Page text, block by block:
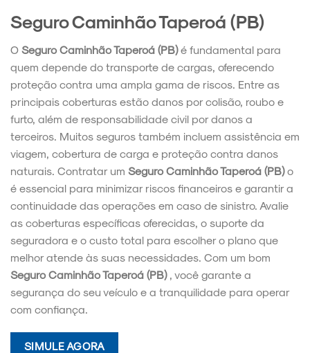
Seguro Caminhão Taperoá (PB)
O Seguro Caminhão Taperoá (PB)é fundamental para
quem depende do transporte de cargas, oferecendo
proteção contra uma ampla gama de riscos. Entre as
principais coberturas estão danos por colisão, roubo e
furto, além de responsabilidade civil por danos a
terceiros. Muitos seguros também incluem assistência em
viagem, cobertura de carga e proteção contra danos
naturais. Contratar um Seguro Caminhão Taperoá (PB)o
é essencial para minimizar riscos financeiros e garantir a
continuidade das operações em caso de sinistro. Avalie
as coberturas específicas oferecidas, o suporte da
seguradora e o custo total para escolher o plano que
melhor atende às suas necessidades. Com um bom
Seguro Caminhão Taperoá (PB) , você garante a
segurança do seu veículo e a tranquilidade para operar
com confiança.
SIMULE AGORA